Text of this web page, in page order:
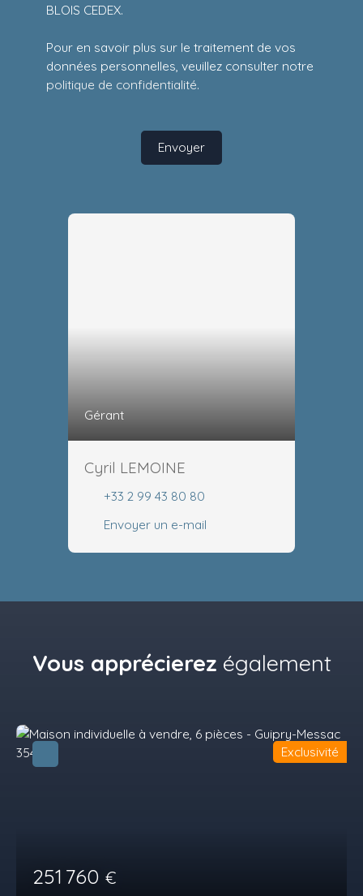
BLOIS CEDEX.
Pour en savoir plus sur le traitement de vos
données personnelles, veuillez consulter notre
politique de confidentialité.
Envoyer
Gérant
Cyril LEMOINE
+33 2 99 43 80 80
Envoyer un e-mail
Vous apprécierez également
251 760 €
Exclusivité